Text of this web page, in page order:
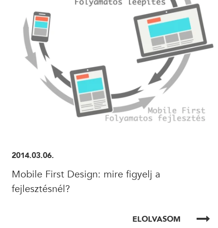
ELOLVASOM
2014.03.06.
Mobile First Design: mire figyelj a
fejlesztésnél?
ELOLVASOM